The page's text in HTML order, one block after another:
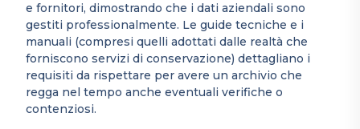
e fornitori, dimostrando che i dati aziendali sono
gestiti professionalmente. Le guide tecniche e i
manuali (compresi quelli adottati dalle realtà che
forniscono servizi di conservazione) dettagliano i
requisiti da rispettare per avere un archivio che
regga nel tempo anche eventuali verifiche o
contenziosi.